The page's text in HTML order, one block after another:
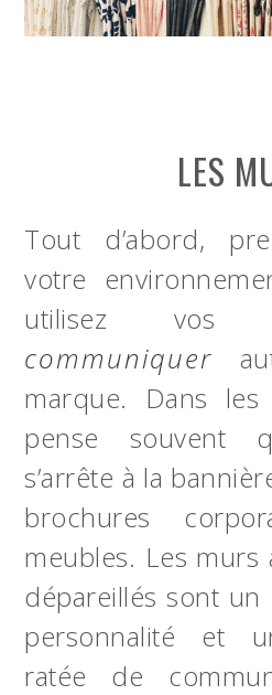
LES
Tout d’abord,
votre
utilisez vos
communiquer
marque. Dans les
pense souvent
s’arrête à la
brochures
meubles. Les murs
dépareillés sont
personnalité et
ratée de